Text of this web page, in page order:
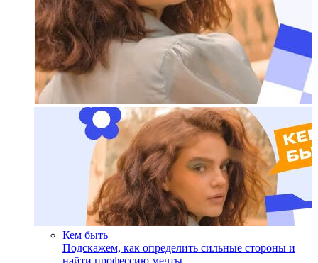
Кем быть
Подскажем, как определить сильные стороны и
найти профессию мечты